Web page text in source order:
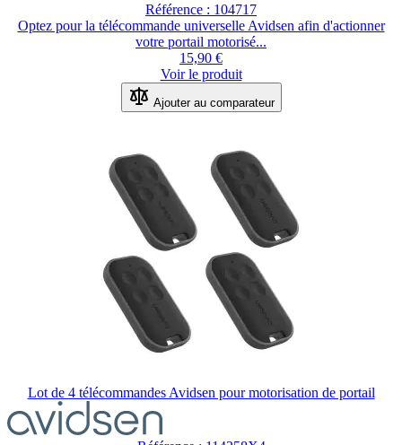
Référence : 104717
Optez pour la télécommande universelle Avidsen afin d'actionner
votre portail motorisé...
15,90 €
Voir le produit
Ajouter au comparateur
Lot de 4 télécommandes Avidsen pour motorisation de portail
dépend